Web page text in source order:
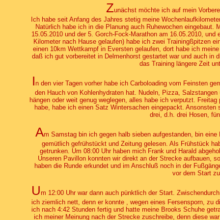
Zunächst möchte ich auf mein
Ich habe seit Anfang des Jahres stetig meine
Natürlich habe ich in die Planung auch Ruhewochen eingebaut.
15.05.2010 und der 5. Gorch-Fock-Marathon am 16.05.2010,
Kilometer nach Hause gelaufen) habe ich zwei Trainingßpitzen
einen 10km Wettkampf in Eversten gelaufen, dort habe ich
daß ich gut vorbereitet in Delmenhorst gestartet war und auch in
das Training längere Zeit
In den vier Tagen vorher habe ich Carboloading vom Feinsten
den Hauch von Kohlenhydraten hat. Nudeln, Pizza,
hängen oder weit genug weglegen, alles habe ich verputzt.
habe, habe ich einen Satz Wintersachen eingepackt.
drei, d.h. drei Hosen,
Am Samstag bin ich gegen halb sieben aufgestanden, bin
gemütlich gefrühstückt und Zeitung gelesen. Als Frühstück
getrunken. Um 08:00 Uhr haben mich Frank und Harald
Unseren Pavillon konnten wir direkt an der Strecke aufbauen,
haben die Runde erkundet und im Anschluß noch in der
vor dem Start
Um 12:00 Uhr war dann auch pünktlich der Start.
ich ziemlich nett, denn er konnte , wegen eines Fersensporn, zu
ich nach 4:42 Stunden fertig und hatte meine Brooks Schuhe
ich meiner Meinung nach der Strecke zuschreibe, denn diese